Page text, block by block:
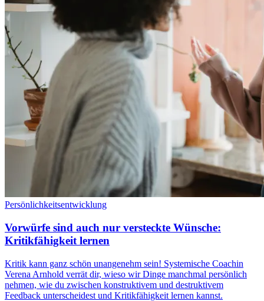
Persönlichkeitsentwicklung
Vorwürfe sind auch nur versteckte Wünsche:
Kritikfähigkeit lernen
Kritik kann ganz schön unangenehm sein! Systemische Coachin
Verena Arnhold verrät dir, wieso wir Dinge manchmal persönlich
nehmen, wie du zwischen konstruktivem und destruktivem
Feedback unterscheidest und Kritikfähigkeit lernen kannst.